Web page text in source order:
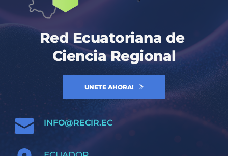
Red Ecuatoriana de
Ciencia Regional
UNETE AHORA!
INFO@RECIR.EC